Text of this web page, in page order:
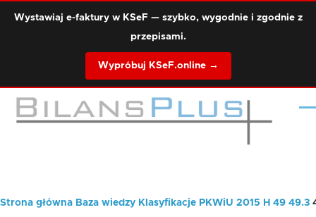
Wystawiaj e-faktury w KSeF — szybko, wygodnie i zgodnie z
przepisami.
Wypróbuj KSeF.online →
Ścieżka
Strona główna Baza wiedzy Klasyfikacje PKWiU 2015 H 49 49.3